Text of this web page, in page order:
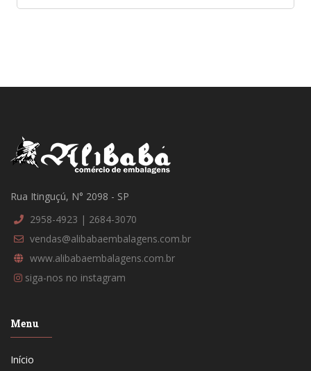
Rua Itinguçú, N° 2098 - SP
2958-4923 | 2684-3070
vendas@alibabaembalagens.com.br
www.alibabaembalagens.com.br
siga-nos no instagram
Menu
Início